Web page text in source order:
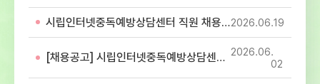
아동・청소년의 디지털미디어 중독 예방 및
해소를 위해 함께 할 유능한 인재를 모집하오니
많은 지원 바랍니다. 1. 응시분야 및 응시자격 -
첨부파일 직원 채용 공고문 참조2. 전형방법 및
19
2026.06
시립인터넷중독예방상담센터 직원 채용 서류심사 합격자 공고
02
2026.06
[채용공고] 시립인터넷중독예방상담센터 직원 채용 공고